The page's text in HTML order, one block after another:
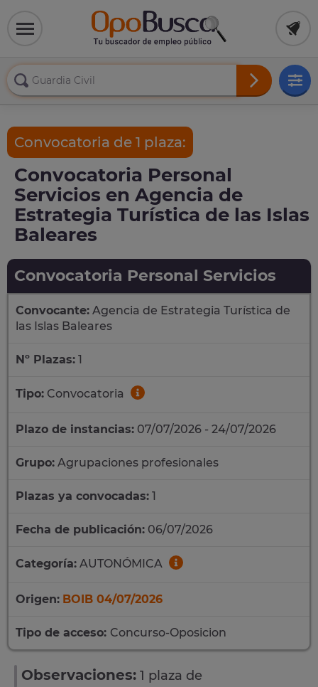
Convocatoria de 1 plaza:
Convocatoria Personal
Servicios en Agencia de
Estrategia Turística de las Islas
Baleares
Convocatoria Personal Servicios
Convocante: Agencia de Estrategia Turística de
las Islas Baleares
Nº Plazas: 1
Tipo: Convocatoria
Plazo de instancias: 07/07/2026 - 24/07/2026
Grupo: Agrupaciones profesionales
Plazas ya convocadas: 1
Fecha de publicación: 06/07/2026
Categoría: AUTONÓMICA
Origen: BOIB 04/07/2026
Tipo de acceso: Concurso-Oposicion
Observaciones: 1 plaza de